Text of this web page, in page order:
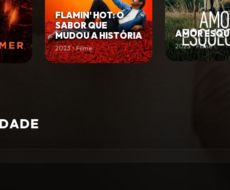
FLAMIN' HOT: O
SABOR QUE
MUDOU A HISTÓRIA
2023 • Filme
AMOR
2023 • Filme